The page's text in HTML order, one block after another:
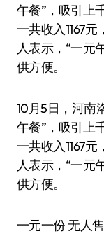
午餐”，吸引上
一共收入1167
人表示，“一元
供方便。
10月5日，河南
午餐”，吸引上
一共收入1167
人表示，“一元
供方便。
一元一份 无人